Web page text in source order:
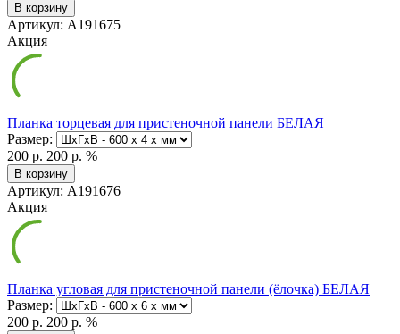
В корзину
Артикул: А191675
Акция
Планка торцевая для пристеночной панели БЕЛАЯ
Размер:
200 р. 200 р. %
В корзину
Артикул: А191676
Акция
Планка угловая для пристеночной панели (ёлочка) БЕЛАЯ
Размер:
200 р. 200 р. %